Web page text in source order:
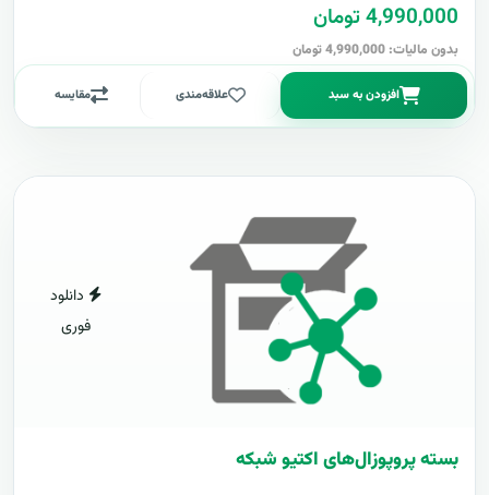
4,990,000 تومان
بدون مالیات: 4,990,000 تومان
افزودن به سبد علاقه‌مندی مقایسه
دانلود
فوری
بسته پروپوزال‌های اکتیو شبکه